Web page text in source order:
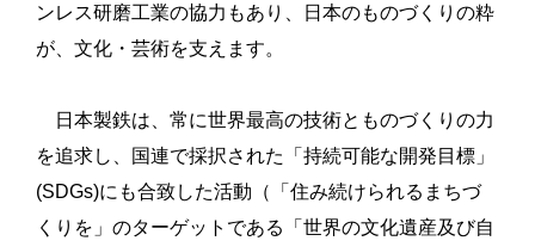
ンレス研磨工業の協力もあり、日本のものづくりの粋
が、文化・芸術を支えます。
日本製鉄は、常に世界最高の技術とものづくりの力
を追求し、国連で採択された「持続可能な開発目標」
(SDGs)にも合致した活動（「住み続けられるまちづ
くりを」のターゲットである「世界の文化遺産及び自